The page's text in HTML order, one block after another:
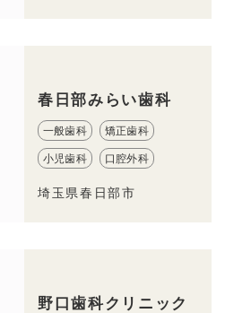
春日部みらい歯科
一般歯科 矯正歯科
小児歯科 口腔外科
埼玉県春日部市
野口歯科クリニック